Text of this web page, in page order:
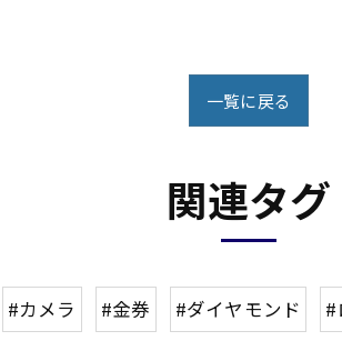
一覧に戻る
関連タグ
#カメラ #金券 #ダイヤモンド #